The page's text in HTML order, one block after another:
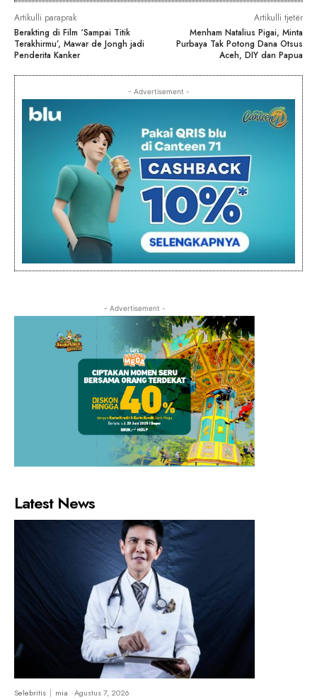
Artikulli paraprak
Berakting di Film ‘Sampai Titik
Terakhirmu’, Mawar de Jongh jadi
Penderita Kanker
Artikulli tjetër
Menham Natalius Pigai, Minta
Purbaya Tak Potong Dana Otsus
Aceh, DIY dan Papua
- Advertisement -
- Advertisement -
Latest News
Selebritis mia -Agustus 7, 2026